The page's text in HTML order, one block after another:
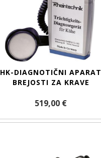
HK-DIAGNOTIČNI APARAT
BREJOSTI ZA KRAVE
519,00 €